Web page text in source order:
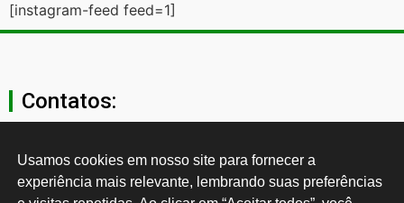
[instagram-feed feed=1]
Contatos:
secgeral@ctb.org.br
11 3874-0040
Usamos cookies em nosso site para fornecer a
experiência mais relevante, lembrando suas preferências